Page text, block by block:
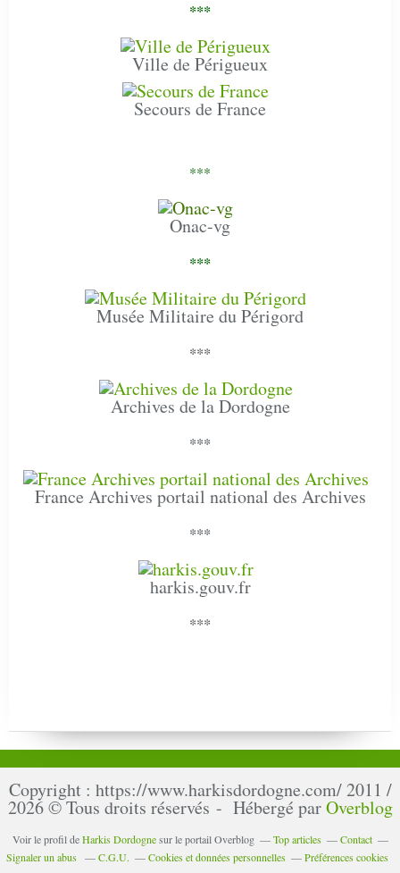
***
Ville de Périgueux
Secours de France
***
Onac-vg
***
Musée Militaire du Périgord
***
Archives de la Dordogne
***
France Archives portail national des Archives
***
harkis.gouv.fr
***
Copyright : https://www.harkisdordogne.com/ 2011 /
2026 © Tous droits réservés - Hébergé parOverblog
Voir le profil deHarkis Dordognesur le portail Overblog Top articles
Contact
Signaler un abus
C.G.U. Cookies et données personnelles Préférences cookies